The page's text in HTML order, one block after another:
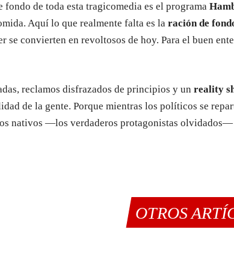
de toda esta tragicomedia es el programa
Aquí lo que realmente falta es la ración de
se convierten en revoltosos de hoy. Para el buen
reclamos disfrazados de principios y un reality
de la gente. Porque mientras los políticos se
nativos —los verdaderos protagonistas
OTROS